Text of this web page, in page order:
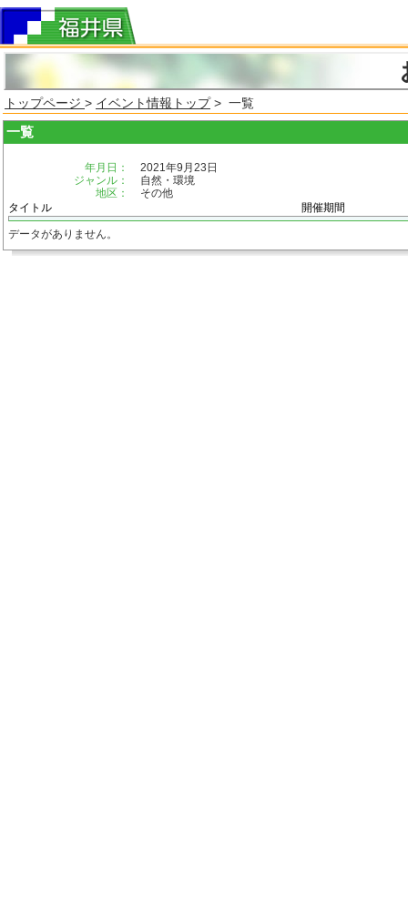
トップページ > イベント情報トップ> 一覧
一覧
年月日：
2021年9月23日
ジャンル：
自然・環境
地区：
その他
タイトル
開催期間
データがありません。